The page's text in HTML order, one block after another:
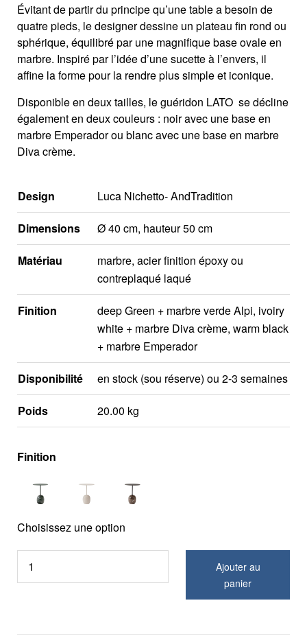
Évitant de partir du principe qu’une table a besoin de
quatre pieds, le designer dessine un plateau fin rond ou
sphérique, équilibré par une magnifique base ovale en
marbre. Inspiré par l’idée d’une sucette à l’envers, il
affine la forme pour la rendre plus simple et iconique.
Disponible en deux tailles, le guéridon LATO se décline
également en deux couleurs : noir avec une base en
marbre Emperador ou blanc avec une base en marbre
Diva crème.
Design Luca Nichetto- AndTradition
Dimensions Ø 40 cm, hauteur 50 cm
Matériau
marbre, acier finition époxy ou
contreplaqué laqué
Finition
deep Green + marbre verde Alpi, ivoiry
white + marbre Diva crème, warm black
+ marbre Emperador
Disponibilité en stock (sou réserve) ou 2-3 semaines
Poids 20.00 kg
Finition
Choisissez une option
Ajouter au
panier